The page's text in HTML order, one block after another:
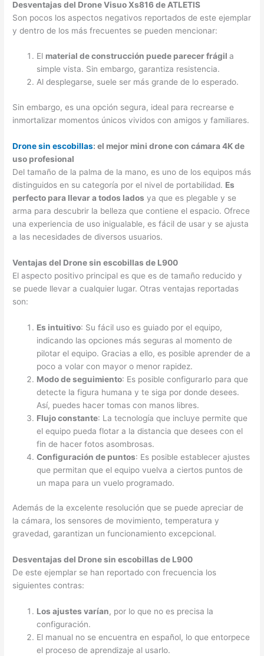
Desventajas del Drone Visuo Xs816 de ATLETIS
Son pocos los aspectos negativos reportados de este ejemplar
y dentro de los más frecuentes se pueden mencionar:
El material de construcción puede parecer frágila
simple vista. Sin embargo, garantiza resistencia.
Al desplegarse, suele ser más grande de lo esperado.
Sin embargo, es una opción segura, ideal para recrearse e
inmortalizar momentos únicos vividos con amigos y familiares.
Drone sin escobillas: el mejor mini drone con cámara 4K de
uso profesional
Del tamaño de la palma de la mano, es uno de los equipos más
distinguidos en su categoría por el nivel de portabilidad. Es
perfecto para llevar a todos lados ya que es plegable y se
arma para descubrir la belleza que contiene el espacio. Ofrece
una experiencia de uso inigualable, es fácil de usar y se ajusta
a las necesidades de diversos usuarios.
Ventajas del Drone sin escobillas de L900
El aspecto positivo principal es que es de tamaño reducido y
se puede llevar a cualquier lugar. Otras ventajas reportadas
son:
Es intuitivo: Su fácil uso es guiado por el equipo,
indicando las opciones más seguras al momento de
pilotar el equipo. Gracias a ello, es posible aprender de a
poco a volar con mayor o menor rapidez.
Modo de seguimiento: Es posible configurarlo para que
detecte la figura humana y te siga por donde desees.
Así, puedes hacer tomas con manos libres.
Flujo constante: La tecnología que incluye permite que
el equipo pueda flotar a la distancia que desees con el
fin de hacer fotos asombrosas.
Configuración de puntos: Es posible establecer ajustes
que permitan que el equipo vuelva a ciertos puntos de
un mapa para un vuelo programado.
Además de la excelente resolución que se puede apreciar de
la cámara, los sensores de movimiento, temperatura y
gravedad, garantizan un funcionamiento excepcional.
Desventajas del Drone sin escobillas de L900
De este ejemplar se han reportado con frecuencia los
siguientes contras:
Los ajustes varían, por lo que no es precisa la
configuración.
El manual no se encuentra en español, lo que entorpece
el proceso de aprendizaje al usarlo.